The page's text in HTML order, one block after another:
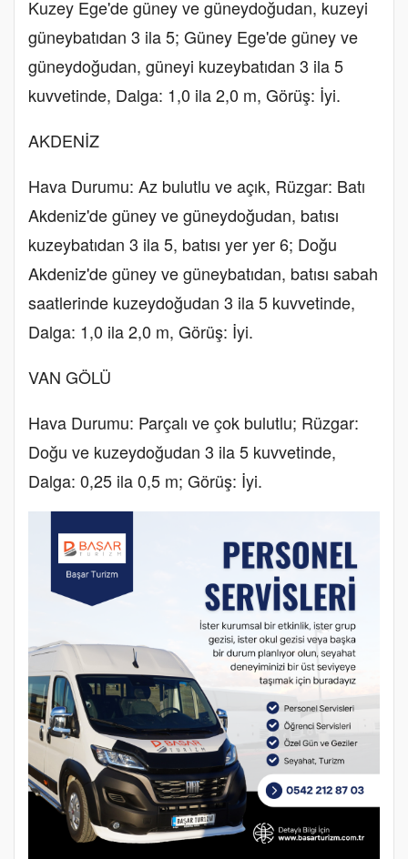
Kuzey Ege'de güney ve güneydoğudan, kuzeyi
güneybatıdan 3 ila 5; Güney Ege'de güney ve
güneydoğudan, güneyi kuzeybatıdan 3 ila 5
kuvvetinde, Dalga: 1,0 ila 2,0 m, Görüş: İyi.
AKDENİZ
Hava Durumu: Az bulutlu ve açık, Rüzgar: Batı
Akdeniz'de güney ve güneydoğudan, batısı
kuzeybatıdan 3 ila 5, batısı yer yer 6; Doğu
Akdeniz'de güney ve güneybatıdan, batısı sabah
saatlerinde kuzeydoğudan 3 ila 5 kuvvetinde,
Dalga: 1,0 ila 2,0 m, Görüş: İyi.
VAN GÖLÜ
Hava Durumu: Parçalı ve çok bulutlu; Rüzgar:
Doğu ve kuzeydoğudan 3 ila 5 kuvvetinde,
Dalga: 0,25 ila 0,5 m; Görüş: İyi.